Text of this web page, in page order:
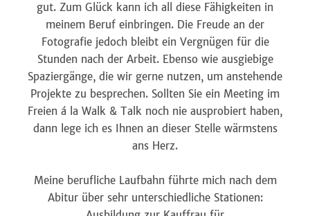
gut. Zum Glück kann ich all diese Fähigkeiten in
meinem Beruf einbringen. Die Freude an der
Fotografie jedoch bleibt ein Vergnügen für die
Stunden nach der Arbeit. Ebenso wie ausgiebige
Spaziergänge, die wir gerne nutzen, um anstehende
Projekte zu besprechen. Sollten Sie ein Meeting im
Freien á la Walk & Talk noch nie ausprobiert haben,
dann lege ich es Ihnen an dieser Stelle wärmstens
ans Herz.
Meine berufliche Laufbahn führte mich nach dem
Abitur über sehr unterschiedliche Stationen: